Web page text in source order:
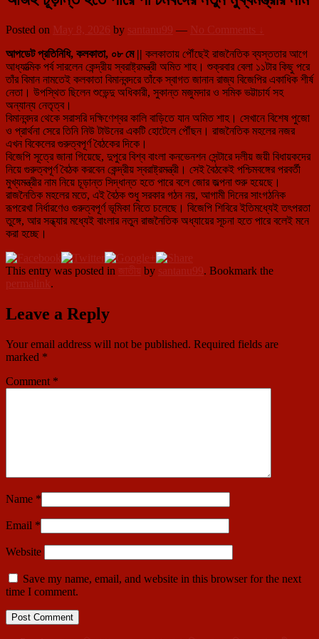
Posted on May 8, 2026 by santanu99 — No Comments ↓
আপডেট প্রতিনিধি, কলকাতা, ০৮ মে || কলকাতায় পৌঁছেই রাজনৈতিক ব্যস্ততার আগে
আধ্যাত্মিক পর্ব সারলেন কেন্দ্রীয় স্বরাষ্ট্রমন্ত্রী অমিত শাহ। শুক্রবার বেলা ১১টার কিছু পরে
তাঁর বিমান নামতেই কলকাতা বিমানবন্দরে তাঁকে স্বাগত জানান রাজ্য বিজেপির একাধিক শীর্ষ
নেতা। উপস্থিত ছিলেন শুভেন্দু অধিকারী, সুকান্ত মজুমদার ও সমিক ভট্টাচার্য সহ
অন্যান্য নেতৃত্ব।
বিমানবন্দর থেকে সরাসরি দক্ষিণেশ্বর কালি বাড়িতে যান অমিত শাহ। সেখানে বিশেষ পুজো
ও প্রার্থনা সেরে তিনি নিউ টাউনের একটি হোটেলে পৌঁছন। রাজনৈতিক মহলের নজর
এখন বিকেলের গুরুত্বপূর্ণ বৈঠকের দিকে।
বিজেপি সূত্রে জানা গিয়েছে, দুপুরে বিশ্ব বাংলা কনভেনশন সেন্টারে দলীয় জয়ী বিধায়কদের
নিয়ে গুরুত্বপূর্ণ বৈঠক করবেন কেন্দ্রীয় স্বরাষ্ট্রমন্ত্রী। সেই বৈঠকেই পশ্চিমবঙ্গের পরবর্তী
মুখ্যমন্ত্রীর নাম নিয়ে চূড়ান্ত সিদ্ধান্ত হতে পারে বলে জোর জল্পনা শুরু হয়েছে।
রাজনৈতিক মহলের মতে, এই বৈঠক শুধু সরকার গঠন নয়, আগামী দিনের সাংগঠনিক
রূপরেখা নির্ধারণেও গুরুত্বপূর্ণ ভূমিকা নিতে চলেছে। বিজেপি শিবিরে ইতিমধ্যেই তৎপরতা
তুঙ্গে, আর সন্ধ্যার মধ্যেই বাংলার নতুন রাজনৈতিক অধ্যায়ের সূচনা হতে পারে বলেই মনে
করা হচ্ছে।
This entry was posted in জাতীয় by santanu99. Bookmark the
permalink.
Leave a Reply
Your email address will not be published. Required fields are
marked *
Comment *
Name *
Email *
Website
Save my name, email, and website in this browser for the next
time I comment.